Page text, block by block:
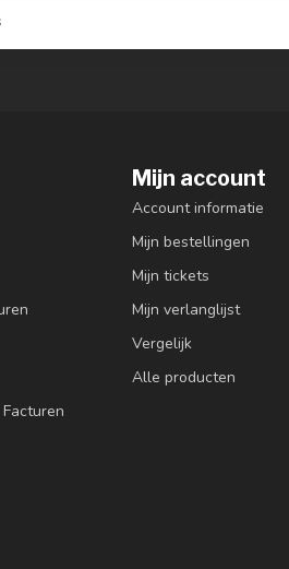
Mijn account
Account informatie
Mijn bestellingen
Mijn tickets
Mijn verlanglijst
Vergelijk
Alle producten